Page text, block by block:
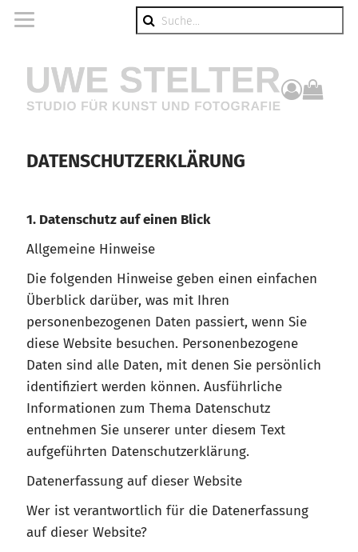
DATENSCHUTZERKLÄRUNG
1. Datenschutz auf einen Blick
Allgemeine Hinweise
Die folgenden Hinweise geben einen einfachen
Überblick darüber, was mit Ihren
personenbezogenen Daten passiert, wenn Sie
diese Website besuchen. Personenbezogene
Daten sind alle Daten, mit denen Sie persönlich
identifiziert werden können. Ausführliche
Informationen zum Thema Datenschutz
entnehmen Sie unserer unter diesem Text
aufgeführten Datenschutzerklärung.
Datenerfassung auf dieser Website
Wer ist verantwortlich für die Datenerfassung
auf dieser Website?